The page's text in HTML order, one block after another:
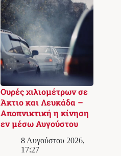
Ουρές χιλιομέτρων σε
Άκτιο και Λευκάδα –
Αποπνικτική η κίνηση
εν μέσω Αυγούστου
8 Αυγούστου 2026,
17:27